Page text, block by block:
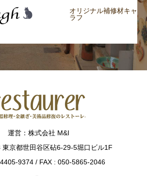
オリジナル補修材キャ
ラフ
運営：株式会社 M&I
東京都世田谷区砧6-29-5堀口ビル1F
9374 / FAX : 050-5865-2046